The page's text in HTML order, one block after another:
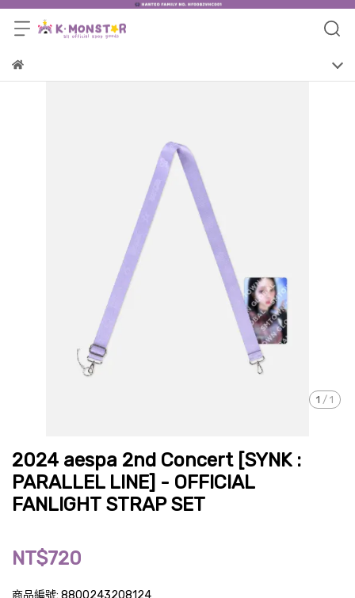
1 / 1
2024 aespa 2nd Concert [SYNK :
PARALLEL LINE] - OFFICIAL
FANLIGHT STRAP SET
NT$720